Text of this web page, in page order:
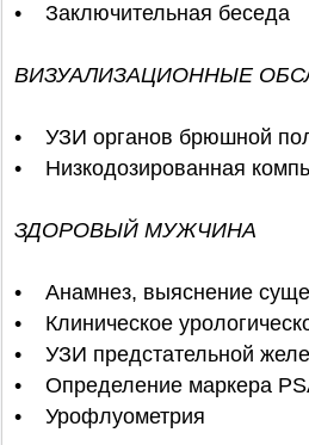
• Заключительная беседа
ВИЗУАЛИЗАЦИОННЫЕ
• УЗИ органов брюшной
• Низкодозированная
ЗДОРОВЫЙ МУЖЧИНА
• Анамнез, выяснение
• Клиническое
• УЗИ предстательной
• Определение маркера
• Урофлуометрия